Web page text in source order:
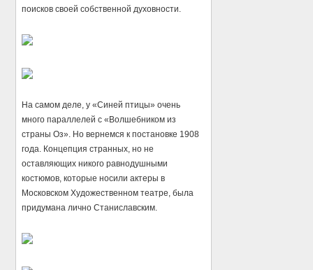
поисков своей собственной духовности.
На самом деле, у «Синей птицы» очень
много параллелей с «Волшебником из
страны Оз». Но вернемся к постановке 1908
года. Концепция странных, но не
оставляющих никого равнодушными
костюмов, которые носили актеры в
Московском Художественном театре, была
придумана лично Станиславским.